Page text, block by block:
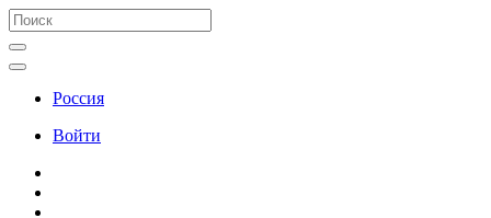
Россия
Войти